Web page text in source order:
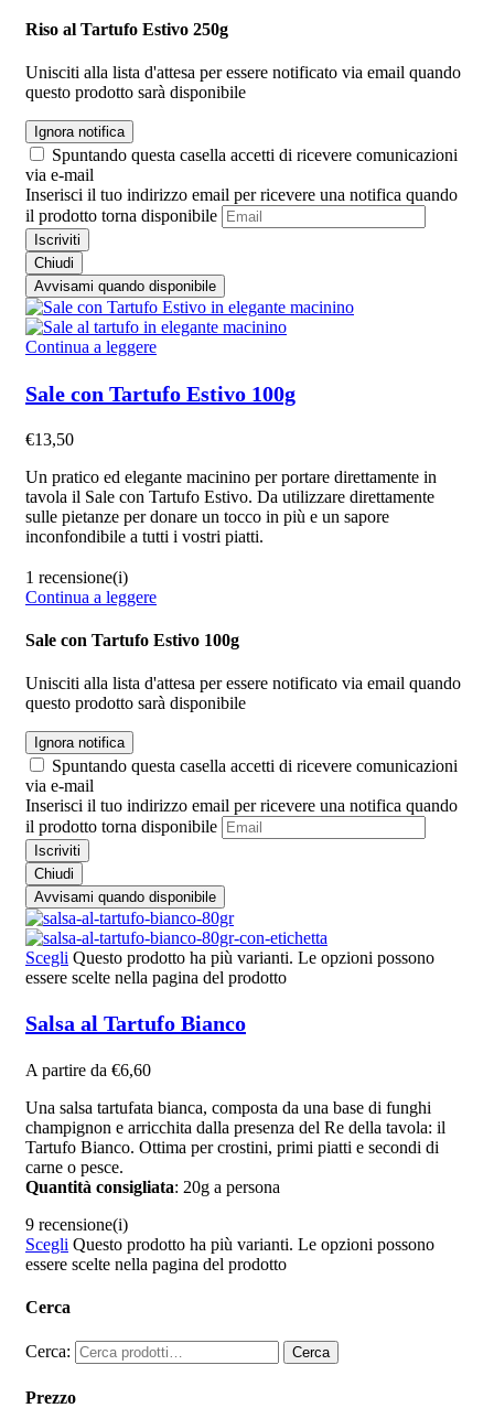
Riso al Tartufo Estivo 250g
Unisciti alla lista d'attesa per essere notificato via email quando
questo prodotto sarà disponibile
Ignora notifica
Spuntando questa casella accetti di ricevere comunicazioni
via e-mail
Inserisci il tuo indirizzo email per ricevere una notifica quando
il prodotto torna disponibile
Iscriviti
Chiudi
Avvisami quando disponibile
Continua a leggere
Sale con Tartufo Estivo 100g
€13,50
Un pratico ed elegante macinino per portare direttamente in
tavola il Sale con Tartufo Estivo. Da utilizzare direttamente
sulle pietanze per donare un tocco in più e un sapore
inconfondibile a tutti i vostri piatti.
1 recensione(i)
Continua a leggere
Sale con Tartufo Estivo 100g
Unisciti alla lista d'attesa per essere notificato via email quando
questo prodotto sarà disponibile
Ignora notifica
Spuntando questa casella accetti di ricevere comunicazioni
via e-mail
Inserisci il tuo indirizzo email per ricevere una notifica quando
il prodotto torna disponibile
Iscriviti
Chiudi
Avvisami quando disponibile
Scegli Questo prodotto ha più varianti. Le opzioni possono
essere scelte nella pagina del prodotto
Salsa al Tartufo Bianco
A partire da €6,60
Una salsa tartufata bianca, composta da una base di funghi
champignon e arricchita dalla presenza del Re della tavola: il
Tartufo Bianco. Ottima per crostini, primi piatti e secondi di
carne o pesce.
Quantità consigliata: 20g a persona
9 recensione(i)
Scegli Questo prodotto ha più varianti. Le opzioni possono
essere scelte nella pagina del prodotto
Cerca
Cerca: Cerca
Prezzo